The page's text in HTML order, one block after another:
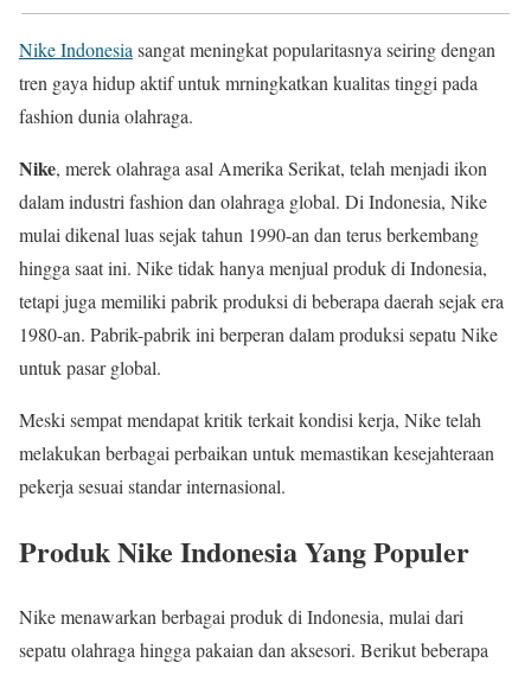
Nike Indonesia sangat meningkat popularitasnya seiring dengan
tren gaya hidup aktif untuk mrningkatkan kualitas tinggi pada
fashion dunia olahraga.
Nike, merek olahraga asal Amerika Serikat, telah menjadi ikon
dalam industri fashion dan olahraga global. Di Indonesia, Nike
mulai dikenal luas sejak tahun 1990-an dan terus berkembang
hingga saat ini. Nike tidak hanya menjual produk di Indonesia,
tetapi juga memiliki pabrik produksi di beberapa daerah sejak era
1980-an. Pabrik-pabrik ini berperan dalam produksi sepatu Nike
untuk pasar global.
Meski sempat mendapat kritik terkait kondisi kerja, Nike telah
melakukan berbagai perbaikan untuk memastikan kesejahteraan
pekerja sesuai standar internasional.
Produk Nike Indonesia Yang Populer
Nike menawarkan berbagai produk di Indonesia, mulai dari
sepatu olahraga hingga pakaian dan aksesori. Berikut beberapa